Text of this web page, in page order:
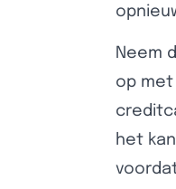
Neem
op met
het